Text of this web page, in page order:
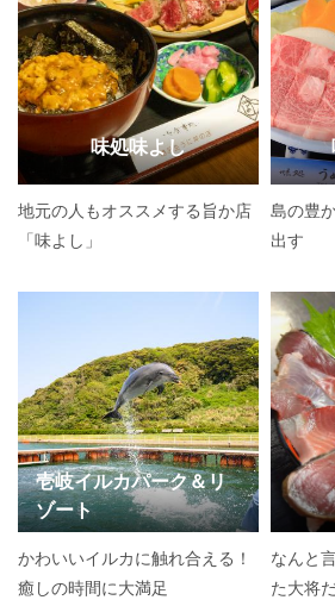
味処味よし
地元の人もオススメする旨か店
「味よし」
島の豊
出す
壱岐イルカパーク＆リ
ゾート
かわいいイルカに触れ合える！
癒しの時間に大満足
なんと
た大将